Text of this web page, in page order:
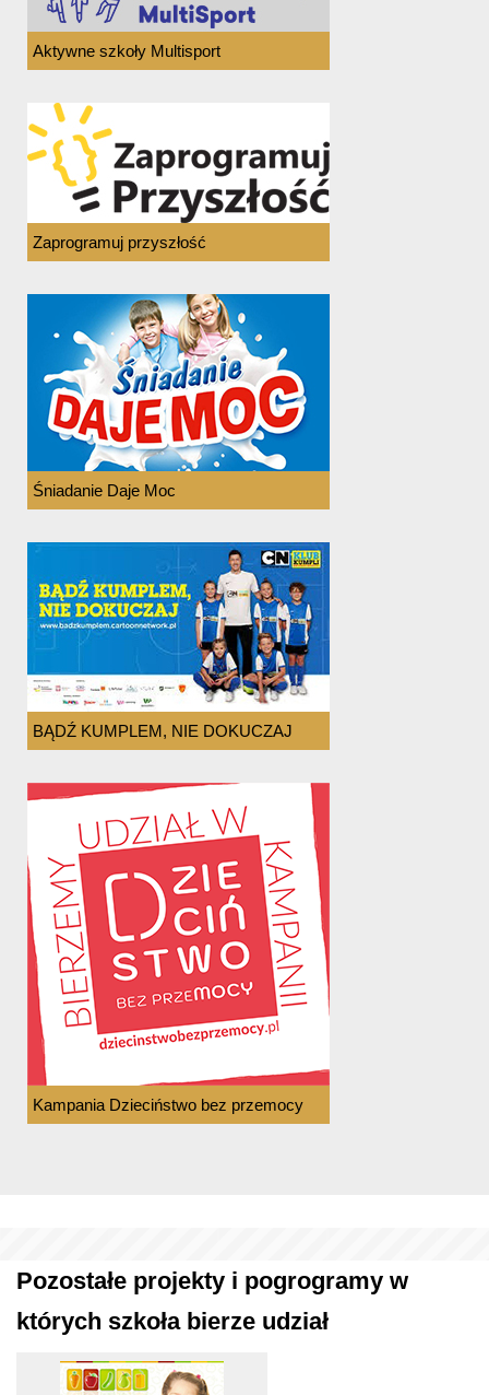
Aktywne szkoły Multisport
Zaprogramuj przyszłość
Śniadanie Daje Moc
BĄDŹ KUMPLEM, NIE DOKUCZAJ
Kampania Dzieciństwo bez przemocy
Pozostałe projekty i pogrogramy w
których szkoła bierze udział